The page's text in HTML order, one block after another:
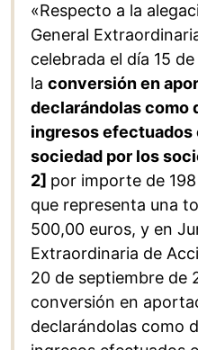
«Respecto a la
General
celebrada el día 15
la conversión en
declarándolas como
ingresos efectuados
sociedad por los
2] por importe de
que representa una
500,00 euros, y en
Extraordinaria de
20 de septiembre de
conversión en
declarándolas como